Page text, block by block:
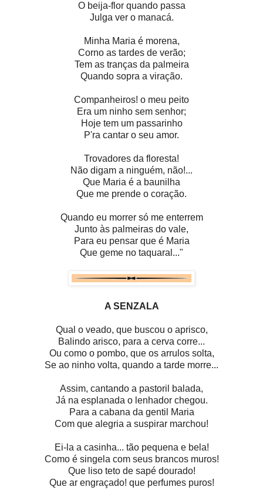
O beija-flor quando passa
Julga ver o manacá.
Minha Maria é morena,
Corno as tardes de verão;
Tem as tranças da palmeira
Quando sopra a viração.
Companheiros! o meu peito
Era um ninho sem senhor;
Hoje tem um passarinho
P'ra cantar o seu amor.
Trovadores da floresta!
Não digam a ninguém, não!...
Que Maria é a baunilha
Que me prende o coração.
Quando eu morrer só me enterrem
Junto às palmeiras do vale,
Para eu pensar que é Maria
Que geme no taquaral..."
A SENZALA
Qual o veado, que buscou o aprisco,
Balindo arisco, para a cerva corre...
Ou como o pombo, que os arrulos solta,
Se ao ninho volta, quando a tarde morre...
Assim, cantando a pastoril balada,
Já na esplanada o lenhador chegou.
Para a cabana da gentil Maria
Com que alegria a suspirar marchou!
Ei-la a casinha... tão pequena e bela!
Como é singela com seus brancos muros!
Que liso teto de sapé dourado!
Que ar engraçado! que perfumes puros!